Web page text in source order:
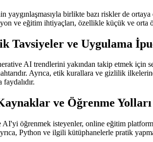
yaygınlaşmasıyla birlikte bazı riskler de
ve eğitim ihtiyaçları, özellikle küçük ve
Tavsiyeler ve Uygulama
AI trendlerini yakından takip etmek için
Ayrıca, etik kurallara ve gizlilik
ve Öğrenme Yolları
AI'yi öğrenmek isteyenler, online eğitim
Python ve ilgili kütüphanelerle pratik